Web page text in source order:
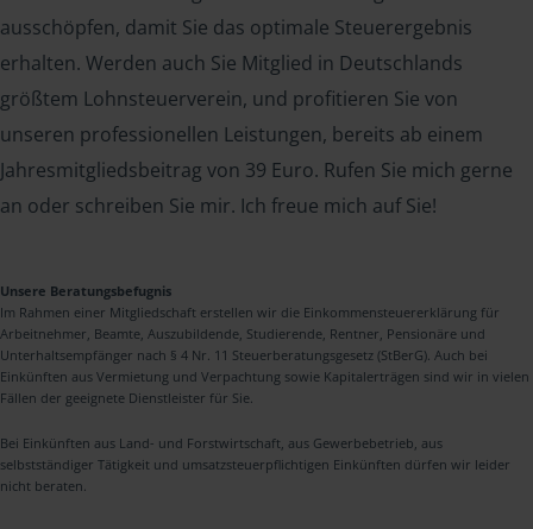
ausschöpfen, damit Sie das optimale Steuerergebnis
erhalten. Werden auch Sie Mitglied in Deutschlands
größtem Lohnsteuerverein, und profitieren Sie von
unseren professionellen Leistungen, bereits ab einem
Jahresmitgliedsbeitrag von 39 Euro. Rufen Sie mich gerne
an oder schreiben Sie mir. Ich freue mich auf Sie!
Unsere Beratungsbefugnis
Im Rahmen einer Mitgliedschaft erstellen wir die Einkommensteuererklärung für
Arbeitnehmer, Beamte, Auszubildende, Studierende, Rentner, Pensionäre und
Unterhaltsempfänger nach § 4 Nr. 11 Steuerberatungsgesetz (StBerG). Auch bei
Einkünften aus Vermietung und Verpachtung sowie Kapitalerträgen sind wir in vielen
Fällen der geeignete Dienstleister für Sie.
Bei Einkünften aus Land- und Forstwirtschaft, aus Gewerbebetrieb, aus
selbstständiger Tätigkeit und umsatzsteuerpflichtigen Einkünften dürfen wir leider
nicht beraten.